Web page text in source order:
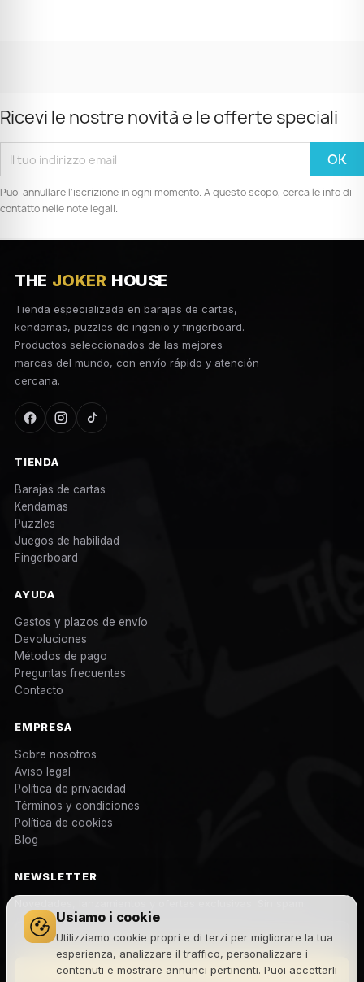
Usiamo i cookie
Utilizziamo cookie propri e di terzi per migliorare la tua
esperienza, analizzare il traffico, personalizzare i
contenuti e mostrare annunci pertinenti. Puoi accettarli
Ricevi le nostre novità e le offerte speciali
Puoi annullare l'iscrizione in ogni momento. A questo scopo, cerca le info di
contatto nelle note legali.
THE JOKER HOUSE
Tienda especializada en barajas de cartas,
kendamas, puzzles de ingenio y fingerboard.
Productos seleccionados de las mejores
marcas del mundo, con envío rápido y atención
cercana.
TIENDA
Barajas de cartas
Kendamas
Puzzles
Juegos de habilidad
Fingerboard
AYUDA
Gastos y plazos de envío
Devoluciones
Métodos de pago
Preguntas frecuentes
Contacto
EMPRESA
Sobre nosotros
Aviso legal
Política de privacidad
Términos y condiciones
Política de cookies
Blog
NEWSLETTER
Suscribirme